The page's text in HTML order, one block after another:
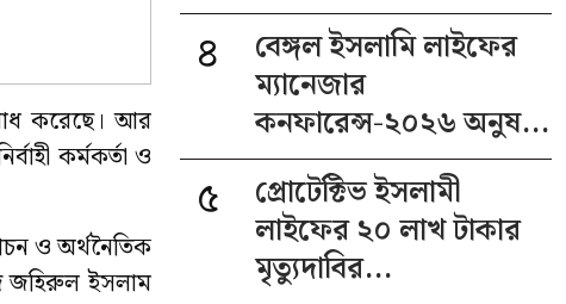
করেছে। আর
কর্মকর্তা ও
ও অর্থনৈতিক
জহিরুল ইসলাম
৪
বেঙ্গল ইসলামি লাইফের
ম্যানেজার
কনফারেন্স-২০২৬ অনুষ...
৫
প্রোটেক্টিভ ইসলামী
লাইফের ২০ লাখ টাকার
মৃত্যুদাবির...